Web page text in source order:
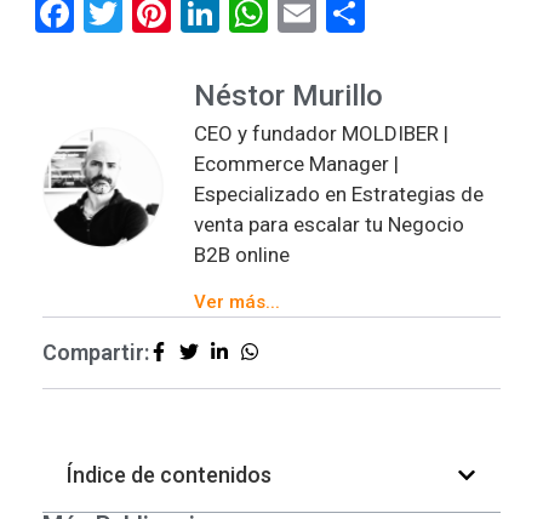
Facebook
TwitterPinterest
LinkedInWhatsApp
Email
Néstor Murillo
CEO y fundador MOLDIBER |
Ecommerce Manager |
Especializado en Estrategias de
venta para escalar tu Negocio
B2B online
Ver más...
Compartir:
Índice de contenidos